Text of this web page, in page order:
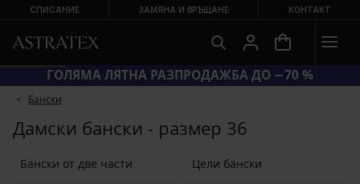
СПИСАНИЕ ЗАМЯНА И ВРЪЩАНЕ КОНТАКТ
ГОЛЯМА ЛЯТНА РАЗПРОДАЖБА ДО −70 %
Бански
Дамски бански - размер 36
Бански от две части Цели бански